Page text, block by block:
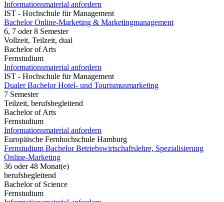
Informationsmaterial anfordern
IST - Hochschule für Management
Bachelor Online-Marketing & Marketingmanagement
6, 7 oder 8 Semester
Vollzeit, Teilzeit, dual
Bachelor of Arts
Fernstudium
Informationsmaterial anfordern
IST - Hochschule für Management
Dualer Bachelor Hotel- und Tourismusmarketing
7 Semester
Teilzeit, berufsbegleitend
Bachelor of Arts
Fernstudium
Informationsmaterial anfordern
Europäische Fernhochschule Hamburg
Fernstudium Bachelor Betriebswirtschaftslehre, Spezialisierung
Online-Marketing
36 oder 48 Monat(e)
berufsbegleitend
Bachelor of Science
Fernstudium